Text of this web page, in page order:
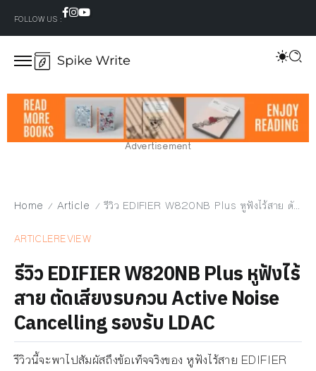
FOLLOW US :
Advertisement
Home / Article / รีวิว EDIFIER W820NB Plus หูฟังไร้สาย ตัดเสียงรบกวน Active Noise Cancelling รองรับ LDAC
ARTICLEREVIEW
รีวิว EDIFIER W820NB Plus หูฟังไร้
สาย ตัดเสียงรบกวน Active Noise
Cancelling รองรับ LDAC
รีวิวนี้จะพาไปสัมผัสถึงข้อเท็จจริงของ หูฟังไร้สาย EDIFIER